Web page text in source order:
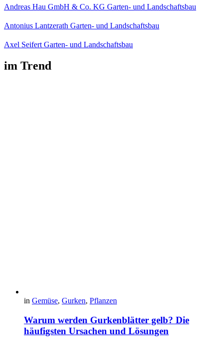
Andreas Hau GmbH & Co. KG Garten- und Landschaftsbau
Antonius Lantzerath Garten- und Landschaftsbau
Axel Seifert Garten- und Landschaftsbau
im Trend
in Gemüse, Gurken, Pflanzen
Warum werden Gurkenblätter gelb? Die
häufigsten Ursachen und Lösungen